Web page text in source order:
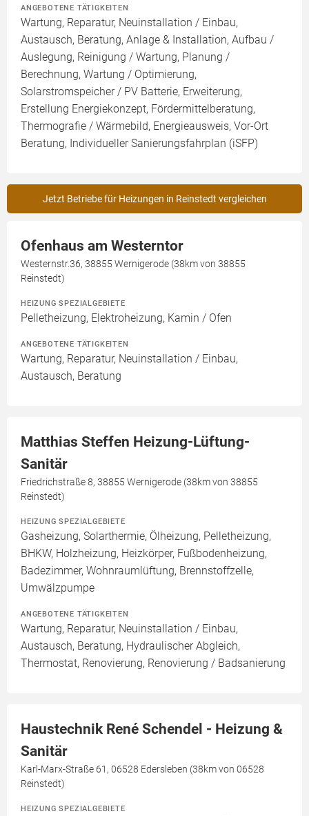
ANGEBOTENE TÄTIGKEITEN
Wartung, Reparatur, Neuinstallation / Einbau,
Austausch, Beratung, Anlage & Installation, Aufbau /
Auslegung, Reinigung / Wartung, Planung /
Berechnung, Wartung / Optimierung,
Solarstromspeicher / PV Batterie, Erweiterung,
Erstellung Energiekonzept, Fördermittelberatung,
Thermografie / Wärmebild, Energieausweis, Vor-Ort
Beratung, Individueller Sanierungsfahrplan (iSFP)
Jetzt Betriebe für Heizungen in Reinstedt vergleichen
Ofenhaus am Westerntor
Westernstr.36, 38855 Wernigerode (38km von 38855
Reinstedt)
HEIZUNG SPEZIALGEBIETE
Pelletheizung, Elektroheizung, Kamin / Ofen
ANGEBOTENE TÄTIGKEITEN
Wartung, Reparatur, Neuinstallation / Einbau,
Austausch, Beratung
Matthias Steffen Heizung-Lüftung-
Sanitär
Friedrichstraße 8, 38855 Wernigerode (38km von 38855
Reinstedt)
HEIZUNG SPEZIALGEBIETE
Gasheizung, Solarthermie, Ölheizung, Pelletheizung,
BHKW, Holzheizung, Heizkörper, Fußbodenheizung,
Badezimmer, Wohnraumlüftung, Brennstoffzelle,
Umwälzpumpe
ANGEBOTENE TÄTIGKEITEN
Wartung, Reparatur, Neuinstallation / Einbau,
Austausch, Beratung, Hydraulischer Abgleich,
Thermostat, Renovierung, Renovierung / Badsanierung
Haustechnik René Schendel - Heizung &
Sanitär
Karl-Marx-Straße 61, 06528 Edersleben (38km von 06528
Reinstedt)
HEIZUNG SPEZIALGEBIETE